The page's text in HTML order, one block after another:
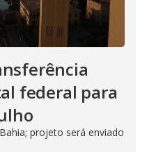
federal para
projeto será enviado